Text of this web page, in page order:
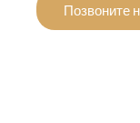
Позвоните